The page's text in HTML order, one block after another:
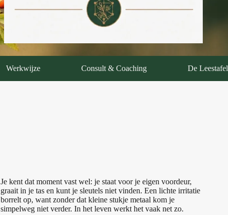
Werkwijze Consult & Coaching De Leestafel
Je kent dat moment vast wel: je staat voor je eigen voordeur,
graait in je tas en kunt je sleutels niet vinden. Een lichte irritatie
borrelt op, want zonder dat kleine stukje metaal kom je
simpelweg niet verder. In het leven werkt het vaak net zo.